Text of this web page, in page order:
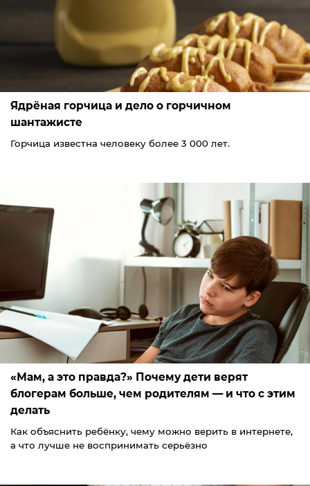
Ядрёная горчица и дело о горчичном
шантажисте
Горчица известна человеку более 3 000 лет.
«Мам, а это правда?» Почему дети верят
блогерам больше, чем родителям — и что с этим
делать
Как объяснить ребёнку, чему можно верить в интернете,
а что лучше не воспринимать серьёзно